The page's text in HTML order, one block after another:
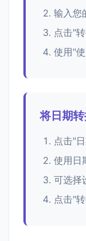
输入您
点击"
使用"
将日期
点击"
使用日
可选择
点击"